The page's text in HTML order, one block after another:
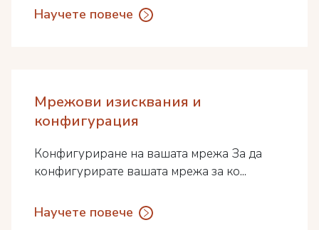
Научете повече
Мрежови изисквания и
конфигурация
Конфигуриране на вашата мрежа За да
конфигурирате вашата мрежа за ко...
Научете повече